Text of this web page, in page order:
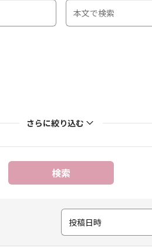
さらに絞り込む
検索
投稿日時